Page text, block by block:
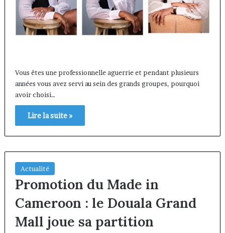
Vous êtes une professionnelle aguerrie et pendant plusieurs
années vous avez servi au sein des grands groupes, pourquoi
avoir choisi…
Lire la suite »
Actualité
Promotion du Made in
Cameroon : le Douala Grand
Mall joue sa partition